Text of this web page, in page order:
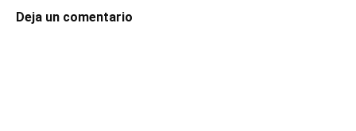
Deja un comentario